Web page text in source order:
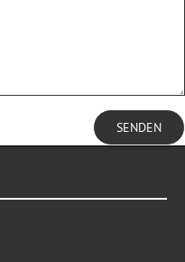
SENDEN